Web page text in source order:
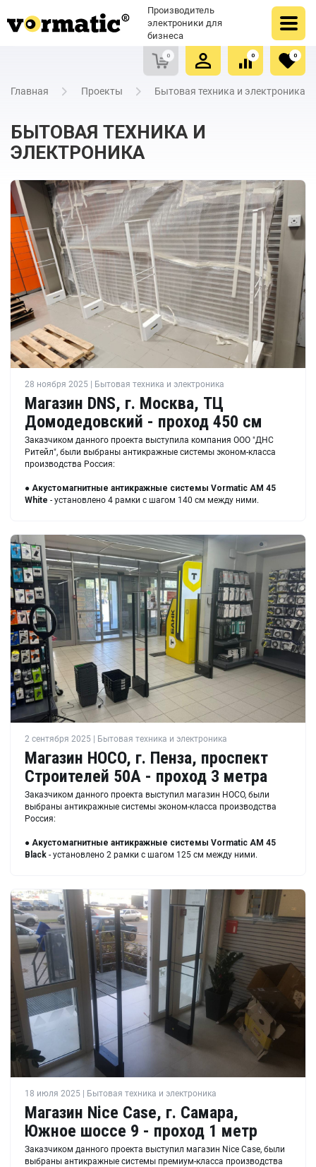
Производитель
электроники для
бизнеса
0
Очистить список сравнения
0
Очистить избранное
0
Главная Проекты Бытовая техника и электроника
БЫТОВАЯ ТЕХНИКА И
ЭЛЕКТРОНИКА
28 ноября 2025 | Бытовая техника и электроника
Магазин DNS, г. Москва, ТЦ
Домодедовский - проход 450 см
Заказчиком данного проекта выступила компания ООО "ДНС
Ритейл", были выбраны антикражные системы эконом-класса
производства Россия:
● Акустомагнитные антикражные системы Vormatic AM 45
White - установлено 4 рамки с шагом 140 см между ними.
2 сентября 2025 | Бытовая техника и электроника
Магазин HOCO, г. Пенза, проспект
Строителей 50А - проход 3 метра
Заказчиком данного проекта выступил магазин HOCO, были
выбраны антикражные системы эконом-класса производства
Россия:
● Акустомагнитные антикражные системы Vormatic AM 45
Black - установлено 2 рамки с шагом 125 см между ними.
18 июля 2025 | Бытовая техника и электроника
Магазин Nice Case, г. Самара,
Южное шоссе 9 - проход 1 метр
Заказчиком данного проекта выступил магазин Nice Case, были
выбраны антикражные системы премиум-класса производства